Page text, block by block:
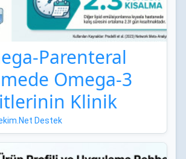
Parenteral
Omega-3
Klinik
Network Meta-
Destek